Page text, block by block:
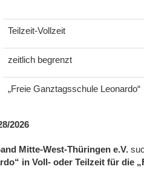
Teilzeit-Vollzeit
zeitlich begrenzt
„Freie Ganztagsschule Leonardo“
2026
Mitte-West-Thüringen e.V.
in Voll- oder Teilzeit für die